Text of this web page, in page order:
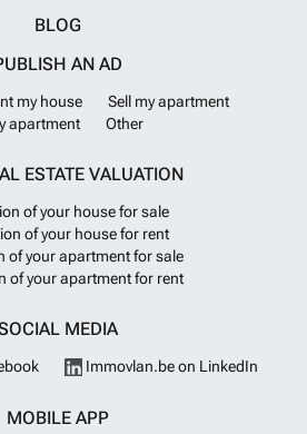
BLOG
AN AD
my house
Sell my apartment
apartment
Other
ESTATE VALUATION
of your house for sale
of your house for rent
of your apartment for sale
of your apartment for rent
MEDIA
Immovlan.be on LinkedIn
MOBILE APP